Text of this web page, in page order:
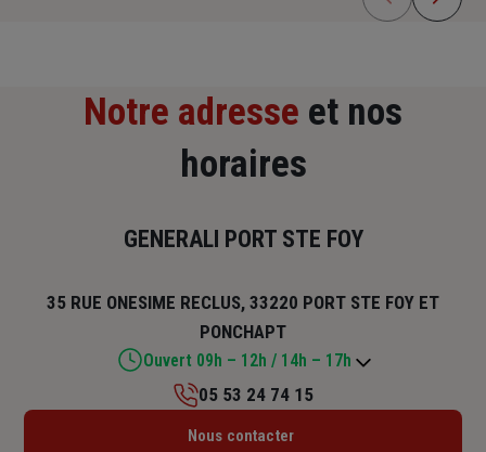
Notre adresse et nos
horaires
GENERALI PORT STE FOY
35 RUE ONESIME RECLUS, 33220 PORT STE FOY ET
PONCHAPT
Ouvert 09h – 12h / 14h – 17h
Lundi : Fermé
05 53 24 74 15
Nous contacter